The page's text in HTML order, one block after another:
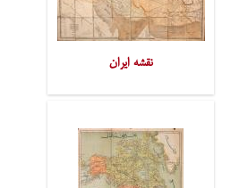
نقشه ایران